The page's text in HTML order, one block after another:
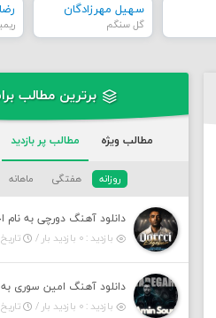
سهیل مهرزادگان
گل سنگم
برترین مطالب
مطالب ویژه مطالب پر بازدید
روزانه هفتگی ماهانه
دانلود آهنگ دورچی به نام
بازدید : ۰ بازدید بار /
تاریخ :
بازدید : ۰ بازدید بار /
تاریخ :